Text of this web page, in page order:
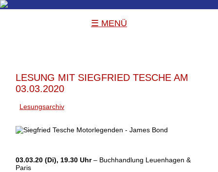
☰ MENÜ
LESUNG MIT SIEGFRIED TESCHE AM
03.03.2020
Lesungsarchiv
03.03.20 (Di), 19.30 Uhr– Buchhandlung Leuenhagen &
Paris